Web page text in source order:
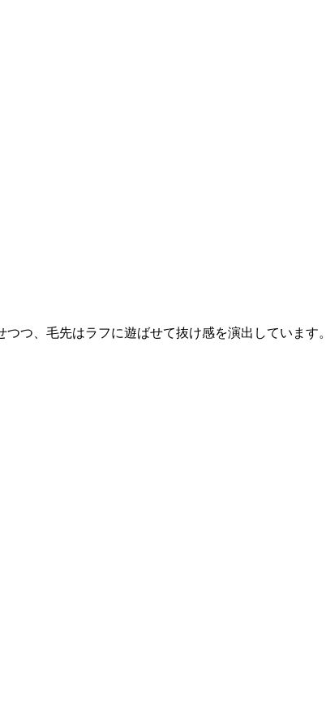
つ、毛先はラフに遊ばせて抜け感を演出しています。